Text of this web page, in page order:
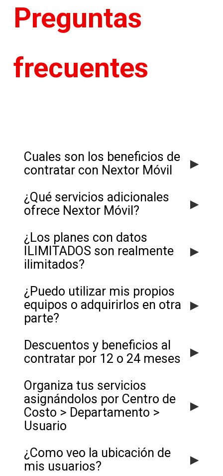
Preguntas
frecuentes
▸
Cuales son los beneficios de
contratar con Nextor Móvil
▸
¿Qué servicios adicionales
ofrece Nextor Móvil?
▸
¿Los planes con datos
ILIMITADOS son realmente
ilimitados?
▸
¿Puedo utilizar mis propios
equipos o adquirirlos en otra
parte?
▸
Descuentos y beneficios al
contratar por 12 o 24 meses
▸
Organiza tus servicios
asignándolos por Centro de
Costo > Departamento >
Usuario
▸
¿Como veo la ubicación de
mis usuarios?